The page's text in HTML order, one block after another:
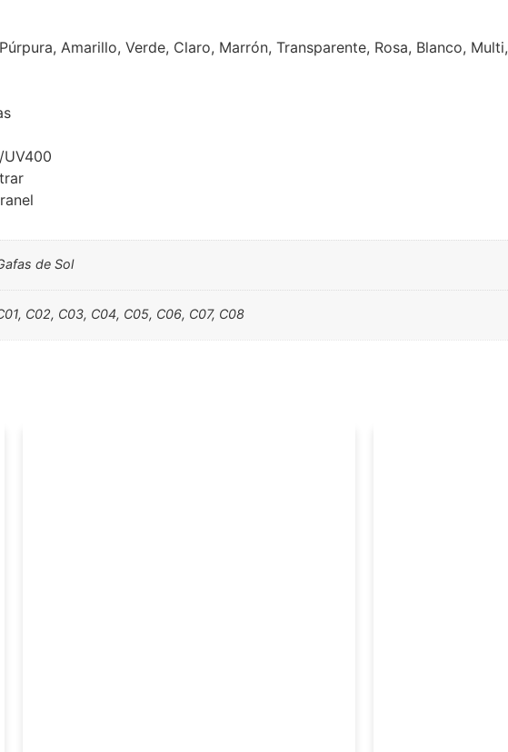
Amarillo, Verde, Claro, Marrón, Transparente, Rosa, Blanco,
de Sol
C02, C03, C04, C05, C06, C07, C08